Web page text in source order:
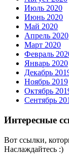
Июль 2020
Июнь 2020
Май 2020
Апрель 2020
Март 2020
Февраль
Январь 2020
Декабрь
Ноябрь 2019
Октябрь
Сентябрь
Интересные
Вот ссылки,
Наслаждайтесь :)